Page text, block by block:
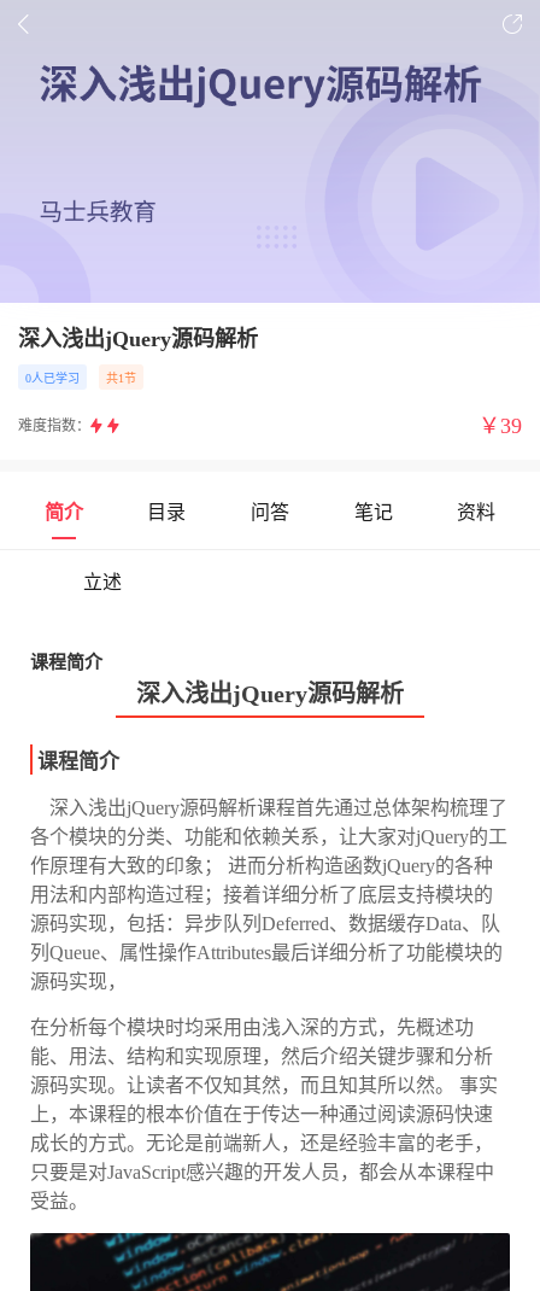
深入浅出jQuery源码解析
0人已学习 共1节
难度指数： ￥39
简介 目录 问答 笔记 资料
立述
课程简介
深入浅出jQuery源码解析
课程简介
深入浅出jQuery源码解析课程首先通过总体架构梳理了
各个模块的分类、功能和依赖关系，让大家对jQuery的工
作原理有大致的印象； 进而分析构造函数jQuery的各种
用法和内部构造过程；接着详细分析了底层支持模块的
源码实现，包括：异步队列Deferred、数据缓存Data、队
列Queue、属性操作Attributes最后详细分析了功能模块的
源码实现，
在分析每个模块时均采用由浅入深的方式，先概述功
能、用法、结构和实现原理，然后介绍关键步骤和分析
源码实现。让读者不仅知其然，而且知其所以然。 事实
上，本课程的根本价值在于传达一种通过阅读源码快速
成长的方式。无论是前端新人，还是经验丰富的老手，
只要是对JavaScript感兴趣的开发人员，都会从本课程中
受益。